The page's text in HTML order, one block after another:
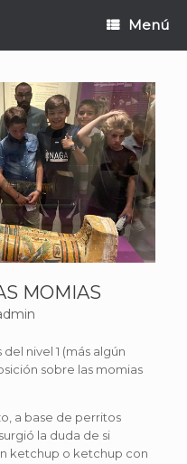
Menú
MOMIAS
nivel 1 (más algún
sobre las momias
a base de perritos
la duda de si
ketchup o ketchup con